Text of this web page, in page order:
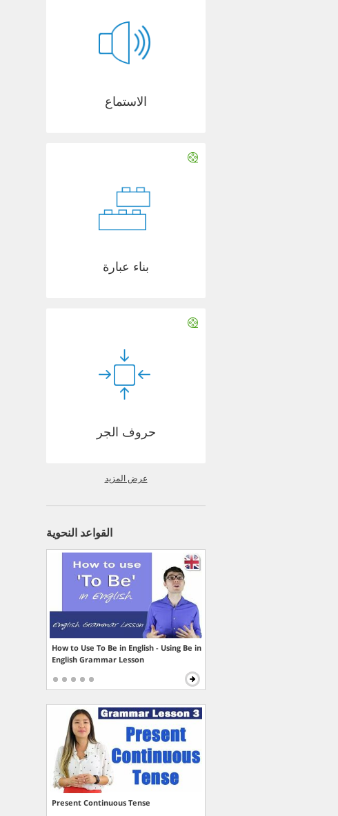
الاستماع
بناء عبارة
حروف الجر
عرض المزيد
القواعد النحوية
How to Use To Be in English - Using Be in
English Grammar Lesson
Present Continuous Tense